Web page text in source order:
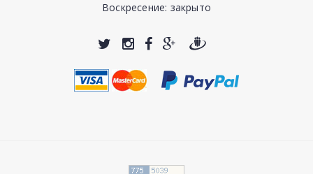
Воскресение: закрыто